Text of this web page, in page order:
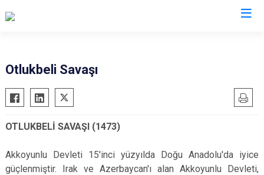
Çayırlı
İliç
Kemah
Otlukbeli
Otlukbeli Savaşı
OTLUKBELİ SAVAŞI (1473)
Akkoyunlu Devleti 15'inci yüzyılda Doğu Anadolu'da iyice
güçlenmiştir. Irak ve Azerbaycan'ı alan Akkoyunlu Devleti,